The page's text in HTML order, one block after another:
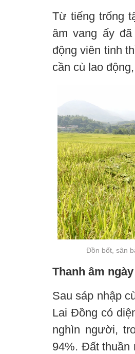
Từ tiếng trống
âm vang ấy
động viên tinh
cần cù lao
Đồn bốt, sân
Thanh âm
Sau sáp nhập
Lai Đồng có
nghìn người,
94%. Đất thuần